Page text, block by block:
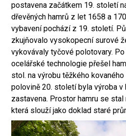
postavena začátkem 19. století
dřevěných hamrů z let 1658 a
vybavení pochází z 19. století.
zkujňovalo vysokopecní surové
vykovávaly tyčové polotovary.
ocelářské technologie přešel
stol. na výrobu těžkého kovaného
polovině 20. století byla výroba v
zastavena. Prostor hamru se
která slouží jako doklad staré